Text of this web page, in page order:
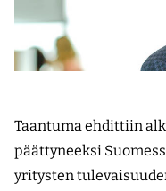
Taantuma ehdittiin
päättyneeksi
yritysten